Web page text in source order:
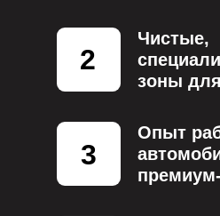
2
Чистые,
зоны
3
Опыт